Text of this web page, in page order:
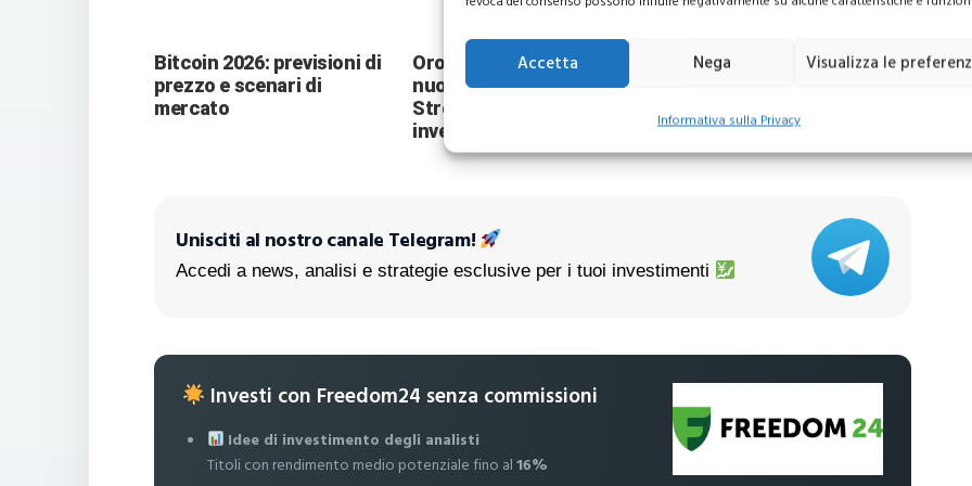
Accetta Nega Visualizza le
Informativa sulla Privacy
Bitcoin 2026: previsioni di
prezzo e scenari di
mercato
Oro verso 6.000 dollari? Le
nuove previsioni di Wall
Street sorprendono gli
investitori
Azioni banche europee da
Unisciti al nostro canale Telegram!
Accedi a news, analisi e strategie esclusive per i tuoi investimenti
Investi con Freedom24 senza commissioni
Idee di investimento degli analisti
Titoli con rendimento medio potenziale fino al16%